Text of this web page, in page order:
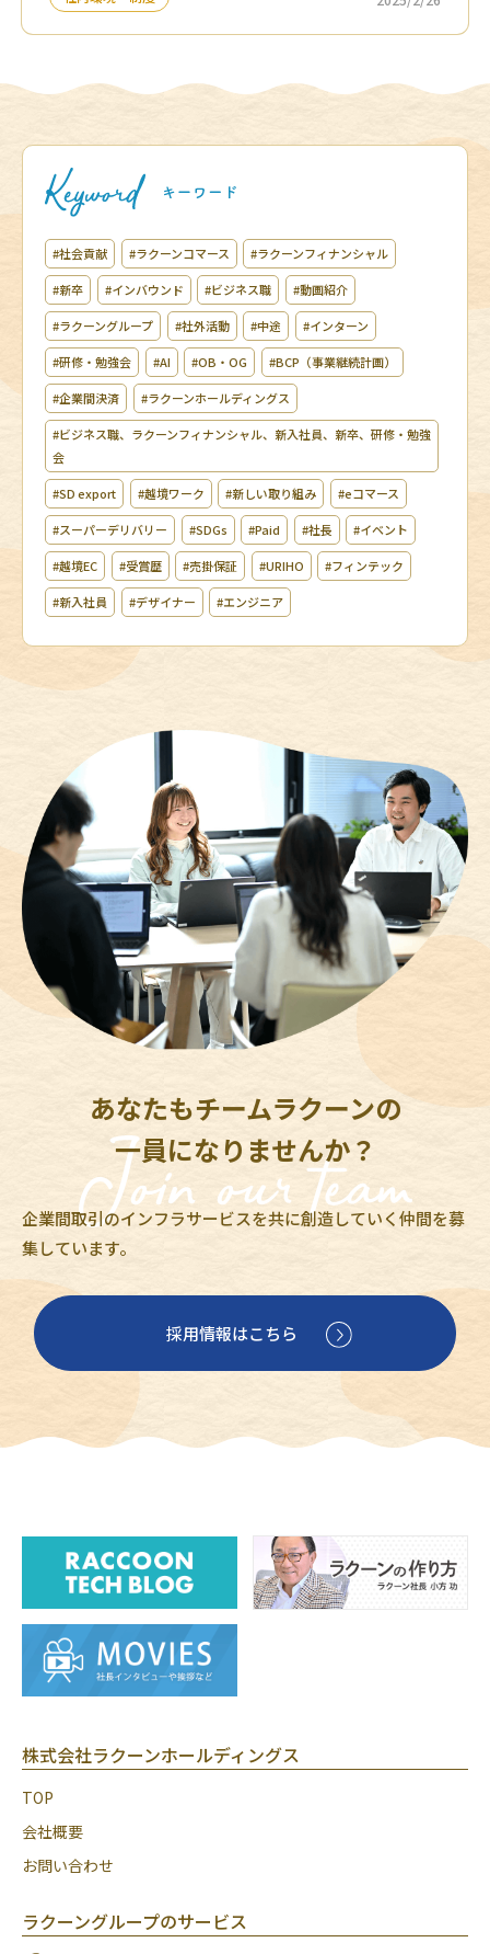
#社会貢献 #ラクーンコマース #ラクーンフィナンシャル
#新卒 #インバウンド #ビジネス職 #動画紹介
#ラクーングループ #社外活動 #中途 #インターン
#研修・勉強会 #AI #OB・OG #BCP（事業継続計画）
#企業間決済 #ラクーンホールディングス
#ビジネス職、ラクーンフィナンシャル、新入社員、新卒、研修・勉強
会
#SD export #越境ワーク #新しい取り組み #eコマース
#スーパーデリバリー #SDGs #Paid #社長 #イベント
#越境EC #受賞歴 #売掛保証 #URIHO #フィンテック
#新入社員 #デザイナー #エンジニア
あなたもチームラクーンの
一員になりませんか？
企業間取引のインフラサービスを共に創造していく仲間を募
集しています。
採用情報はこちら
株式会社ラクーンホールディングス
TOP
会社概要
お問い合わせ
ラクーングループのサービス